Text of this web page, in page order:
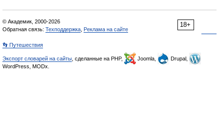
18+
© Академик, 2000-2026
Обратная связь: Техподдержка Реклама на сайте
👣 Путешествия
Экспорт словарей на сайты , сделанные на PHP, Joomla,
Drupal,
WordPress, MODx.